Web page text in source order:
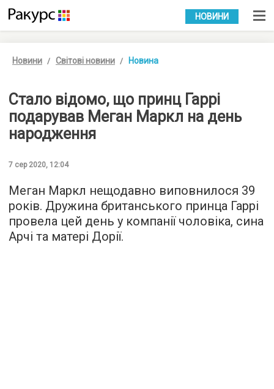
УКР РУС
НОВИНИ
Новини Світові новини Новина
Стало відомо, що принц Гаррі
подарував Меган Маркл на день
народження
7 сер 2020, 12:04
Меган Маркл нещодавно виповнилося 39
років. Дружина британського принца Гаррі
провела цей день у компанії чоловіка, сина
Арчі та матері Дорії.